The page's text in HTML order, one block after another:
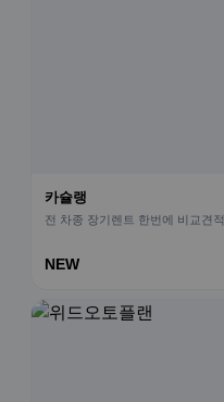
카슐랭
전 차종 장기렌트 한번에 비교견적
NEW